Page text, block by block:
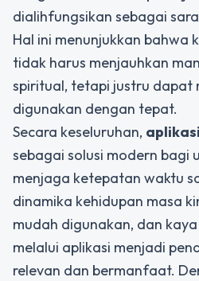
dialihfungsikan sebagai
Hal ini menunjukkan bahwa
tidak harus menjauhkan
spiritual, tetapi justru dapat
digunakan dengan tepat.
Secara keseluruhan,
sebagai solusi modern bagi
menjaga ketepatan waktu
dinamika kehidupan masa
mudah digunakan, dan
melalui aplikasi menjadi
relevan dan bermanfaat.